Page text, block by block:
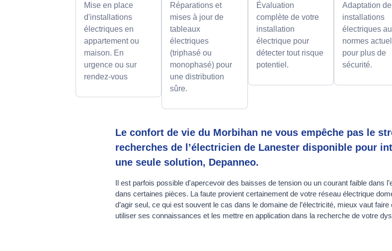
Mise en place
d'installations
électriques en
appartement ou
maison. En
urgence ou sur
rendez-vous
Réparations et
mises à jour de
tableaux
électriques
(triphasé ou
monophasé) pour
une distribution
sûre.
Évaluation
complète de votre
installation
électrique pour
détecter tout risque
potentiel.
Adaptation
installations
électriques
normes
pour plus de
sécurité.
Le confort de vie du Morbihan ne vous empêche pas le
recherches de l’électricien de Lanester disponible pour
une seule solution, Depanneo.
Il est parfois possible d'apercevoir des baisses de tension ou un courant faible dans
dans certaines pièces. La faute provient certainement de votre réseau électrique
d’agir seul, ce qui est souvent le cas dans le domaine de l’électricité, mieux vaut
utiliser ses connaissances et les mettre en application dans la recherche de votre